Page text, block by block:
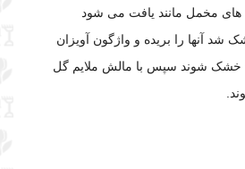
های مخمل مانند یافت می شود
شد آنها را بریده و واژگون آویزان
خشک شوند سپس با مالش ملایم گل